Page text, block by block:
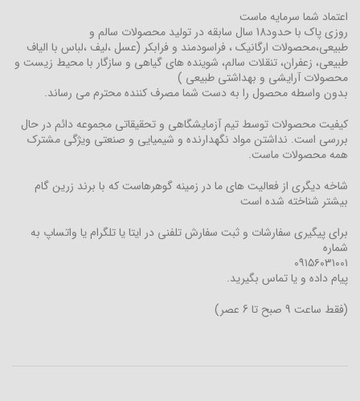
اعتماد شما سرمایه ماست
روزی پاک با حدود18 سال سابقه در تولید محصولات سالم و
طبیعی،محصولات ارگانیک ، فراسودمند و فرابکر (عسل ،لیف ،لباس با الیاف
طبیعی، زعفران، تنقلات سالم، شوینده های گیاهی و سازگار با محیط زیست و
محصولات آرایشی و بهداشتی طبیعی )
بدون واسطه محصول را به دست شما مصرف کننده محترم می رساند.
کیفیت محصولات توسط تیم آزمایشگاهی و تحقیقاتی مجموعه دائم در حال
بررسی است. نداشتن مواد نگهدارنده و شیمیایی و صنعتی ویژگی مشترک
همه محصولات ماست.
شاخه دیگری از فعالیت های ما در زمینه گوهرهاست که با برند زرین گام
بیشتر شناخته شده است
برای پیگیری سفارشات و ثبت سفارش تلفنی در ایتا یا تلگرام یا واتساپ به
شماره
۰۹۱۵۶۰۳۱۰۰۱
پیام داده و یا تماس بگیرید.
(فقط ساعت 9 صبح تا 6 عصر)